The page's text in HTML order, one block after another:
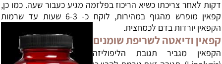
דקות לאחר צריכתו כשיא הריכוז בפלזמה מגיע כעבור שעה. כמו כן,
קפאין מופרש מהגוף במהירות, לוקח כ- 6-3 שעות עד שרמות
הקפאין יורדות בדם לכמחצית.
קפאין ודיאטה לשריפת שומנים
הקפאין מגביר תגובת הליפוליזה